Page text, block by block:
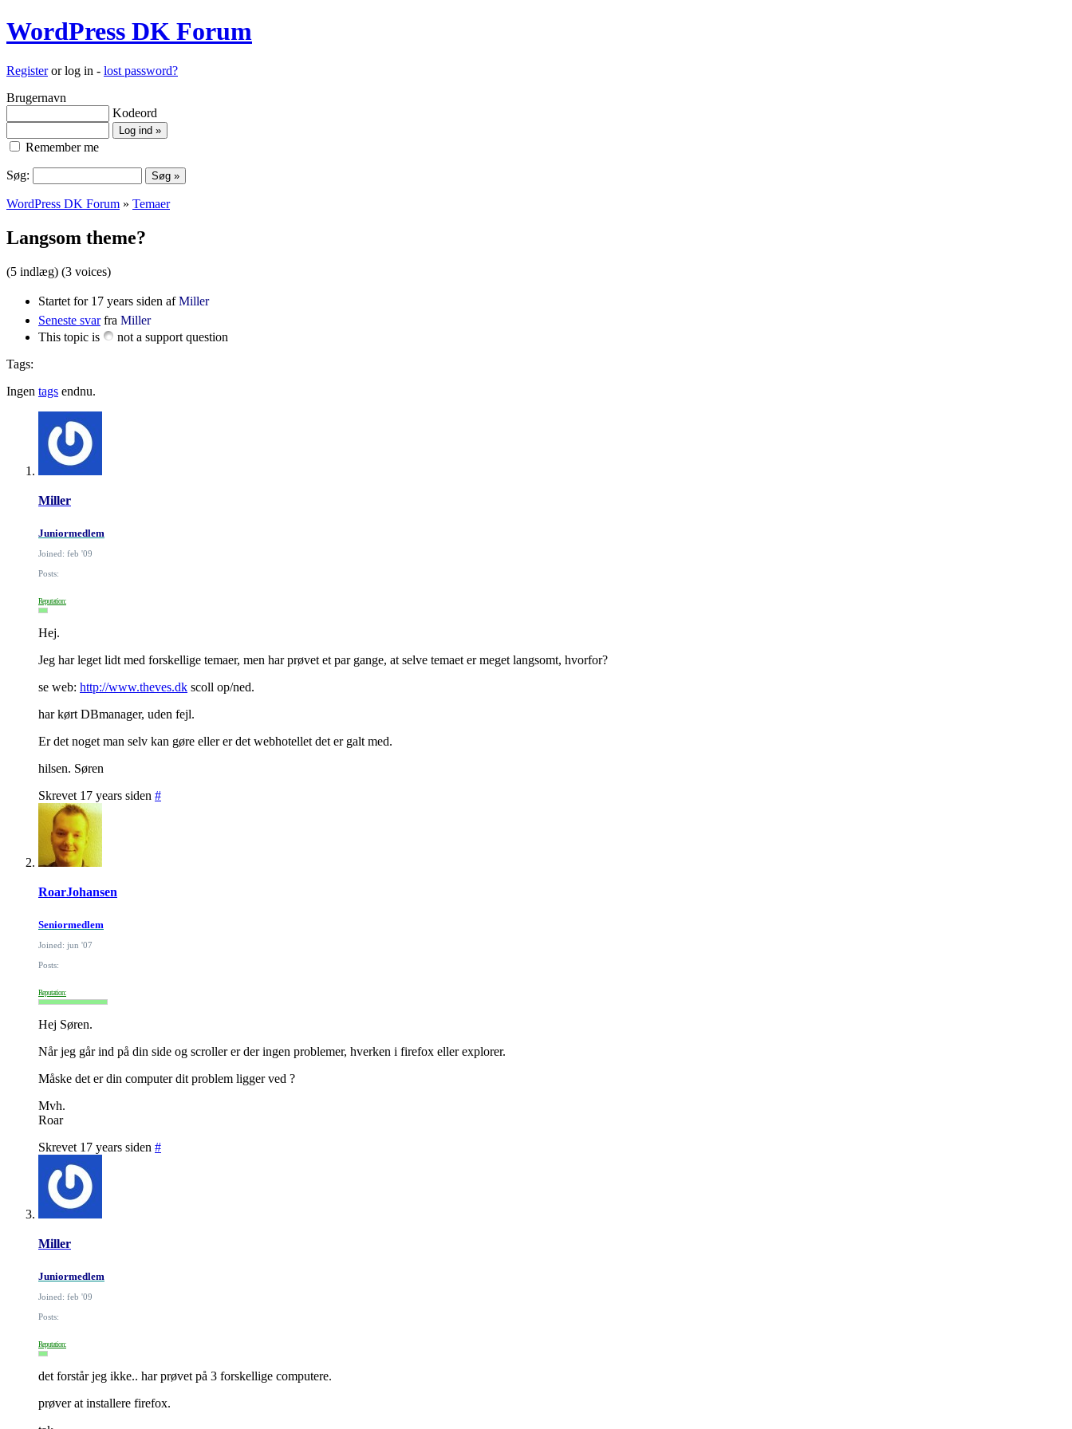
WordPress DK Forum
Registeror log in - lost password?
Brugernavn
Kodeord
Remember me
Søg:
WordPress DK Forum » Temaer
Langsom theme?
(5 indlæg) (3 voices)
Startet for 17 years siden afMiller
Seneste svarfra Miller
This topic is
not a support question
Tags:
Ingen tags endnu.
Miller
Juniormedlem
Joined: feb '09
Posts:
Reputation:
Hej.
Jeg har leget lidt med forskellige temaer, men har prøvet et par gange, at selve temaet er meget langsomt, hvorfor?
se web: http://www.theves.dk scoll op/ned.
har kørt DBmanager, uden fejl.
Er det noget man selv kan gøre eller er det webhotellet det er galt med.
hilsen. Søren
Skrevet 17 years siden #
RoarJohansen
Seniormedlem
Joined: jun '07
Posts:
Reputation:
Hej Søren.
Når jeg går ind på din side og scroller er der ingen problemer, hverken i firefox eller explorer.
Måske det er din computer dit problem ligger ved ?
Mvh.
Roar
Skrevet 17 years siden #
Miller
Juniormedlem
Joined: feb '09
Posts:
Reputation:
det forstår jeg ikke.. har prøvet på 3 forskellige computere.
prøver at installere firefox.